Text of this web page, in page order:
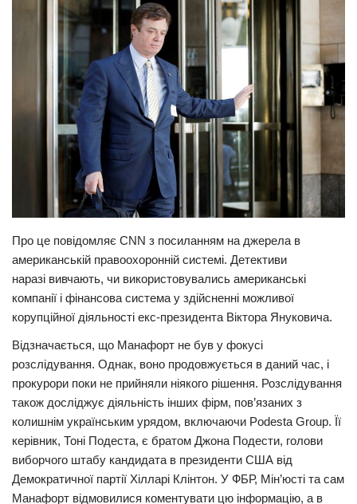
Економіка
Політика
Цікаво
Наука
Технології
Рецепти
Привітання
Події
Кримінал
Трагедії
Суспільство
Культура
Шоу-біз
#Війна
Про це повідомляє CNN з посиланням на джерела в
американській правоохоронній системі. Детективи
наразі вивчають, чи використовувались американські
компанії і фінансова система у здійсненні можливої
корупційної діяльності екс-президента Віктора Януковича.
Відзначається, що Манафорт не був у фокусі
розслідування. Однак, воно продовжується в даний час, і
прокурори поки не прийняли ніякого рішення. Розслідування
також досліджує діяльність інших фірм, пов’язаних з
колишнім українським урядом, включаючи Podesta Group. Її
керівник, Тоні Подеста, є братом Джона Подести, голови
виборчого штабу кандидата в президенти США від
Демократичної партії Хілларі Клінтон. У ФБР, Мін’юсті та сам
Манафорт відмовилися коментувати цю інформацію, а в